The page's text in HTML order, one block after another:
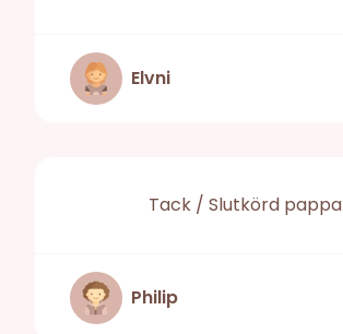
Elvni
Tack / Slutkörd pappa
Philip